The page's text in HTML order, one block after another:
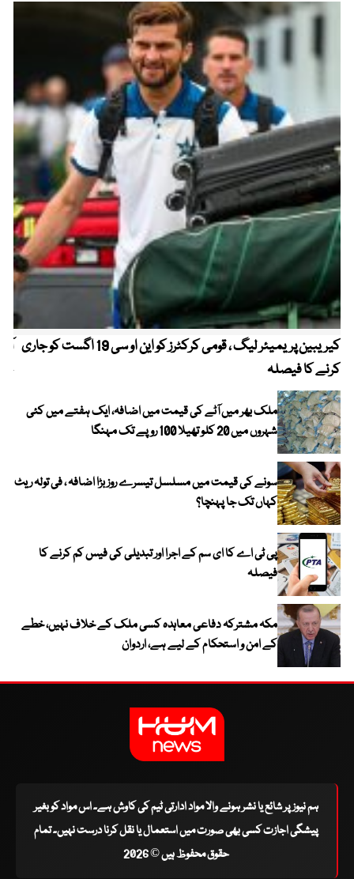
کیریبین پریمیئر لیگ ، قومی کرکٹرز کو این او سی 19 اگست کو جاری
کرنے کا فیصلہ
ملک بھر میں آٹے کی قیمت میں اضافہ، ایک ہفتے میں کئی
شہروں میں 20 کلو تھیلا 100 روپے تک مہنگا
سونے کی قیمت میں مسلسل تیسرے روز بڑا اضافہ ، فی تولہ ریٹ
کہاں تک جا پہنچا؟
پی ٹی اے کا ای سم کے اجرا اور تبدیلی کی فیس کم کرنے کا
فیصلہ
مکہ مشترکہ دفاعی معاہدہ کسی ملک کے خلاف نہیں، خطے
کے امن و استحکام کے لیے ہے، اردوان
ہم نیوز پر شائع یا نشر ہونے والا مواد ادارتی ٹیم کی کاوش ہے۔ اس مواد کو بغیر
پیشگی اجازت کسی بھی صورت میں استعمال یا نقل کرنا درست نہیں۔ تمام
حقوق محفوظ ہیں © 2026